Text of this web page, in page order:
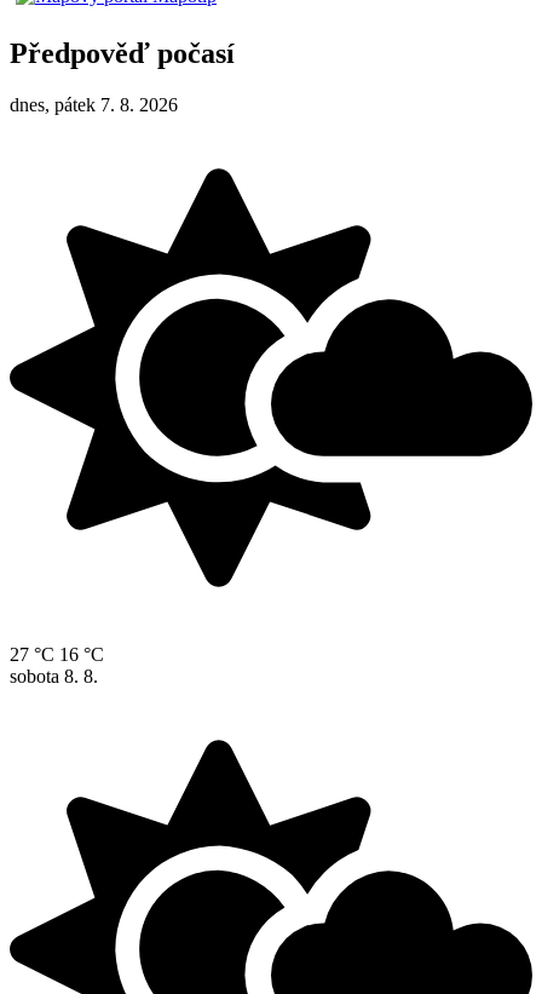
Předpověď počasí
dnes, pátek 7. 8. 2026
27 °C 16 °C
sobota 8. 8.